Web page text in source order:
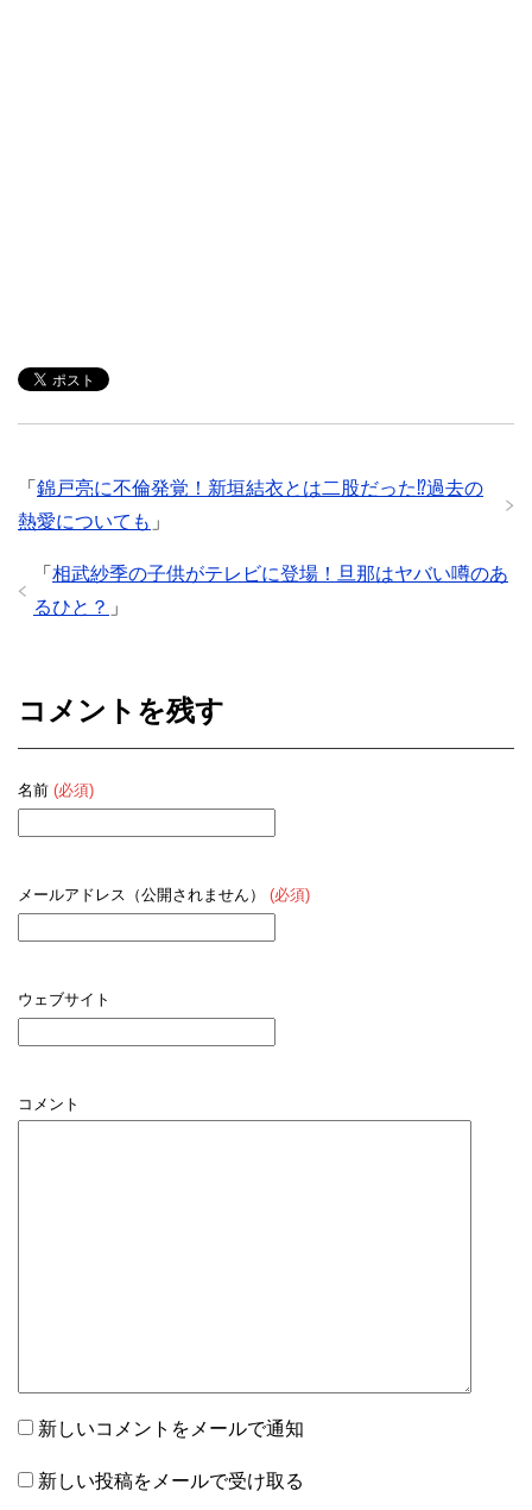
「 錦戸亮に不倫発覚！新垣結衣とは二股だった⁉過去の
熱愛についても 」
「 相武紗季の子供がテレビに登場！旦那はヤバい噂のあ
るひと？ 」
コメントを残す
名前 (必須)
メールアドレス（公開されません） (必須)
ウェブサイト
コメント
新しいコメントをメールで通知
新しい投稿をメールで受け取る